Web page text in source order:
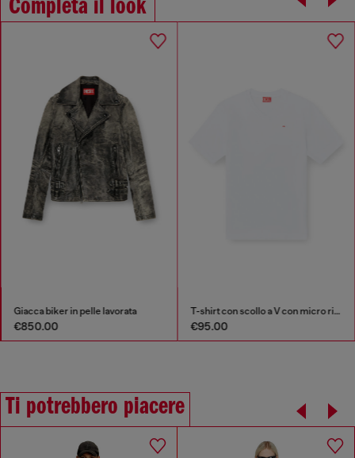
Completa il look
Giacca biker in pelle lavorata
€850.00
T-shirt con scollo a V con micro ricamo logo
€95.00
Ti potrebbero piacere